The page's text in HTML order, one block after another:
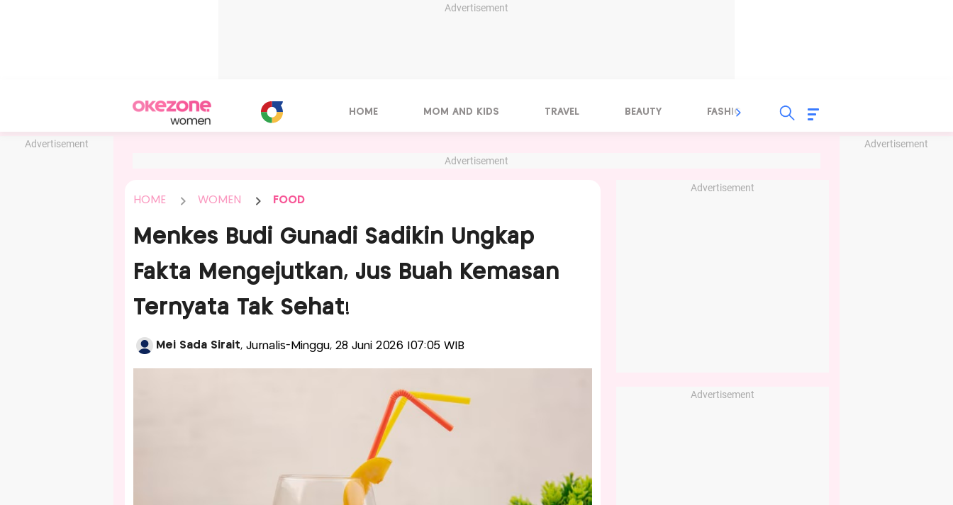
Advertisement
Advertisement Advertisement
HOME MOM AND KIDS TRAVEL BEAUTY FASHION FOOD
Advertisement
HOME WOMEN FOOD
Menkes Budi Gunadi Sadikin Ungkap
Fakta Mengejutkan, Jus Buah Kemasan
Ternyata Tak Sehat!
Mei Sada Sirait, Jurnalis-Minggu, 28 Juni 2026 |07:05 WIB
Advertisement
Advertisement